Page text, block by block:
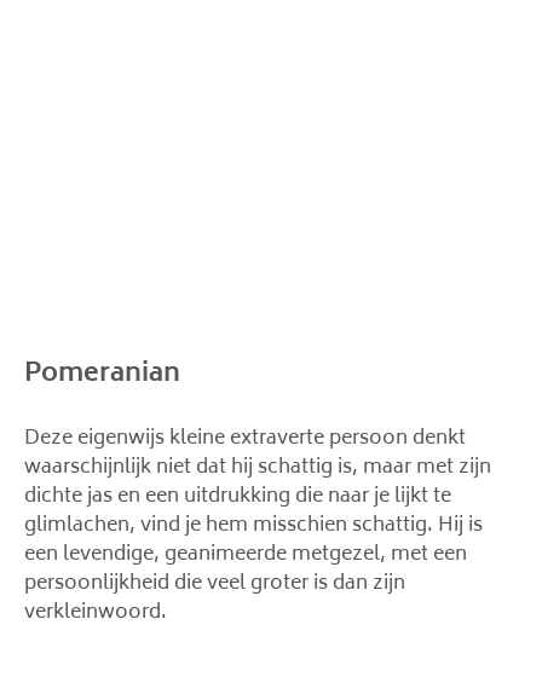
Pomeranian
Deze eigenwijs kleine extraverte persoon denkt
waarschijnlijk niet dat hij schattig is, maar met zijn
dichte jas en een uitdrukking die naar je lijkt te
glimlachen, vind je hem misschien schattig. Hij is
een levendige, geanimeerde metgezel, met een
persoonlijkheid die veel groter is dan zijn
verkleinwoord.